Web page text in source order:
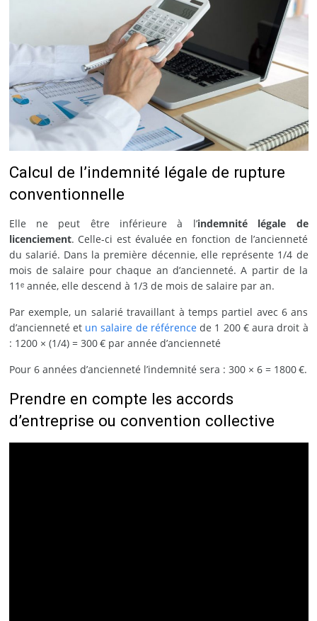
Calcul de l’indemnité légale de rupture
conventionnelle
Elle ne peut être inférieure à l’indemnité légale de
licenciement. Celle-ci est évaluée en fonction de l’ancienneté
du salarié. Dans la première décennie, elle représente 1/4 de
mois de salaire pour chaque an d’ancienneté. A partir de la
11ᵉ année, elle descend à 1/3 de mois de salaire par an.
Par exemple, un salarié travaillant à temps partiel avec 6 ans
d’ancienneté et un salaire de référencede 1 200 € aura droit à
: 1200 × (1/4) = 300 € par année d’ancienneté
Pour 6 années d’ancienneté l’indemnité sera : 300 × 6 = 1800 €.
Prendre en compte les accords
d’entreprise ou convention collective